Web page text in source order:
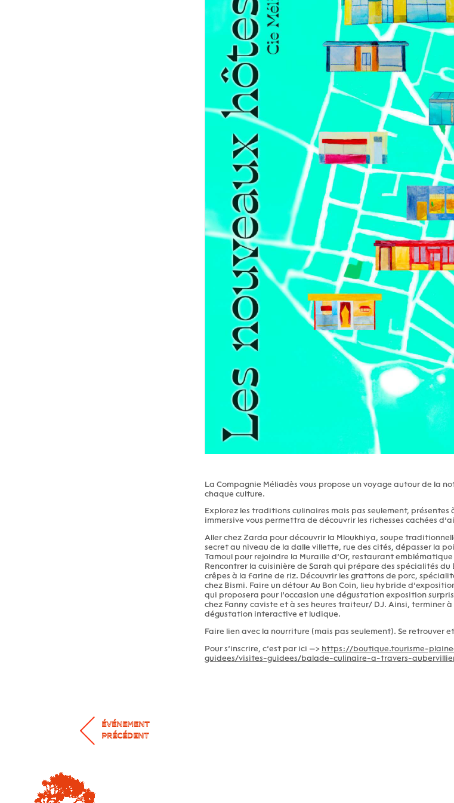
La Compagnie Méliadès vous propose un voyage autour de la
chaque culture.
Explorez les traditions culinaires mais pas seulement,
immersive vous permettra de découvrir les richesses cachées
Aller chez Zarda pour découvrir la Mloukhiya, soupe
secret au niveau de la dalle villette, rue des cités, dépasser la
Tamoul pour rejoindre la Muraille d’Or, restaurant
Rencontrer la cuisinière de Sarah qui prépare des spécialités
crêpes à la farine de riz. Découvrir les grattons de porc,
chez Bismi. Faire un détour Au Bon Coin, lieu hybride
qui proposera pour l’occasion une dégustation exposition
chez Fanny caviste et à ses heures traiteur/ DJ. Ainsi, terminer à
dégustation interactive et ludique.
Faire lien avec la nourriture (mais pas seulement). Se retrouver
Pour s’inscrire, c’est par ici —> https://boutique.tourisme-
guidees/visites-guidees/balade-culinaire-a-travers-
ÉVÉNEMENT
PRÉCÉDENT